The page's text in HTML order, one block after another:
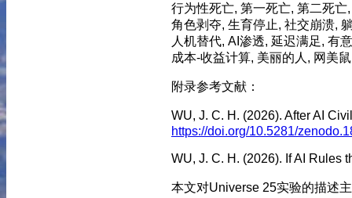
行为性死亡, 第一死亡, 第二死
角色剥夺, 生育停止, 社交崩溃,
人机替代, AI渗透, 延迟满足, 有
成本-收益计算, 美丽的人, 网美
附录参考文献：
WU, J. C. H. (2026). After AI
https://doi.org/10.5281/
WU, J. C. H. (2026). If AI Rules
本文对Universe 25实验的描述